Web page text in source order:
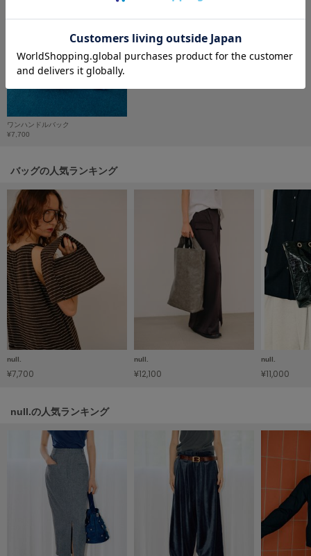
GELATO PIQUE CAT&DOG
gelato pique Sleep
GRAMICCI
グラミチ
Henon.
へノン
HUNTER
ハンター
HOKA ONEONE
KEEN
ワンハンドルバック
¥7,700
バッグの人気ランキング
null.
¥7,700
null.
¥12,100
null.
¥11,000
null.の人気ランキング